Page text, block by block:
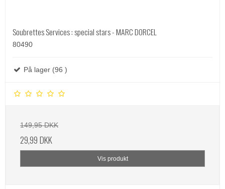
Soubrettes Services : special stars - MARC DORCEL
80490
På lager (96 )
149,95 DKK
29,99 DKK
Vis produkt